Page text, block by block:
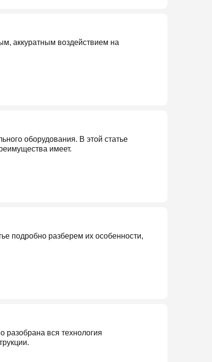
аккуратным воздействием на
оборудования. В этой статье
имеет.
подробно разберем их особенности,
разобрана вся технология